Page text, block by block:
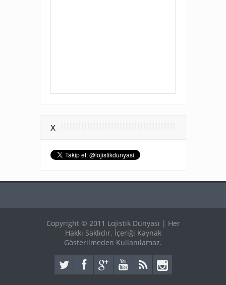
X
Copyright © 2011 Lojistik Dünyası | Her
Hakkı Saklıdır. İçeriği Kaynak
Gösterilmeden Kullanılamaz.